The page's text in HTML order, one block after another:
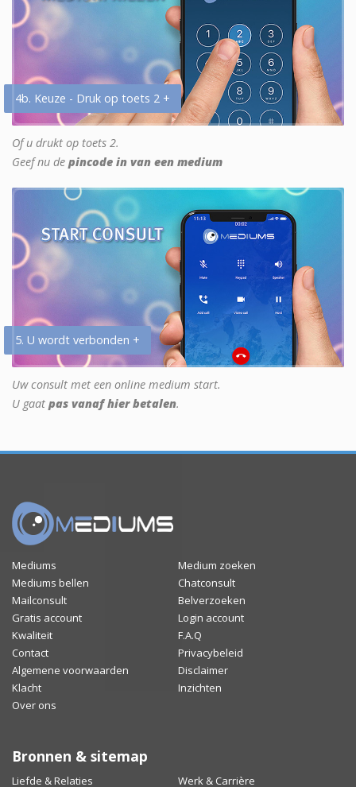
4b. Keuze - Druk op toets 2 +
Of u drukt op toets 2.
Geef nu de pincode in van een medium
5. U wordt verbonden +
Uw consult met een online medium start.
U gaat pas vanaf hier betalen.
Mediums
Medium zoeken
Mediums bellen
Chatconsult
Mailconsult
Belverzoeken
Gratis account
Login account
Kwaliteit
F.A.Q
Contact
Privacybeleid
Algemene voorwaarden
Disclaimer
Klacht
Inzichten
Over ons
Bronnen & sitemap
Liefde & Relaties Werk & Carrière